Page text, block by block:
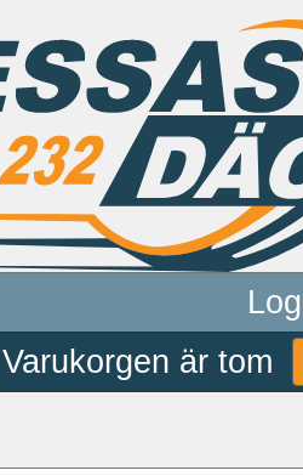
Varukorgen är tom